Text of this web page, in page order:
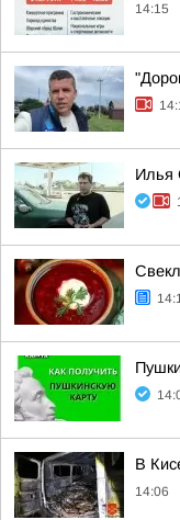
14:15
Илья
В
14:06